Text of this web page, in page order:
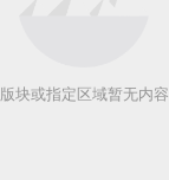
版块或指定区域暂无内容